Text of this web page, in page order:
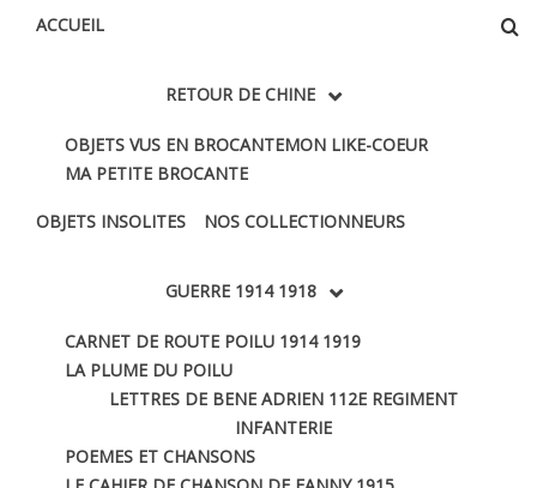
ACCUEIL
RETOUR DE CHINE
OBJETS VUS EN BROCANTEMON LIKE-COEUR
MA PETITE BROCANTE
OBJETS INSOLITES NOS COLLECTIONNEURS
GUERRE 1914 1918
CARNET DE ROUTE POILU 1914 1919
LA PLUME DU POILU
LETTRES DE BENE ADRIEN 112E REGIMENT
INFANTERIE
POEMES ET CHANSONS